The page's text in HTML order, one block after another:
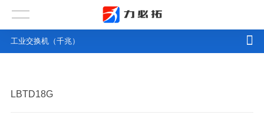
LBTD18G
工业交换机（千兆）